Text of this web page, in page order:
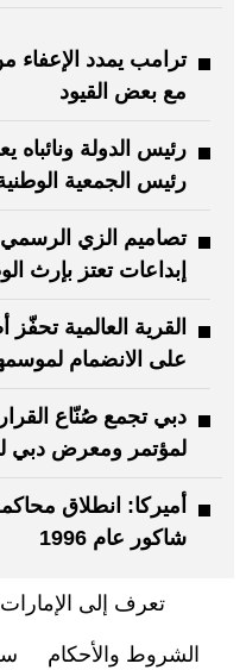
مع بعض القيود
رئيس الدولة
رئيس الجمعية
تصاميم الزي
إبداعات تعتز بإرث
القرية العالمية
على الانضمام لموسمها
دبي تجمع صُنّاع
لمؤتمر ومعرض دبي
أميركا: انطلاق
شاكور عام 1996
تعرف إلى الإمارات
الشروط والأحكام